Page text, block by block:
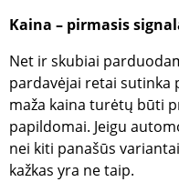
Kaina – pirmasis
Net ir skubiai
pardavėjai retai
maža kaina turėtų būti
papildomai. Jeigu
nei kiti panašūs
kažkas yra ne taip.